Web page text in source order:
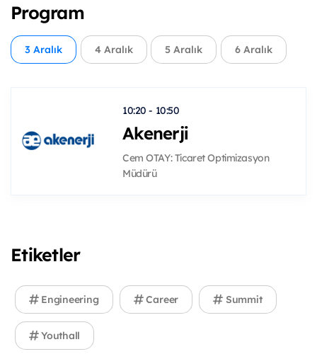
Program
3 Aralık 4 Aralık 5 Aralık 6 Aralık
10:20 - 10:50
Akenerji
Cem OTAY: Ticaret Optimizasyon
Müdürü
Etiketler
Engineering Career Summit
Youthall